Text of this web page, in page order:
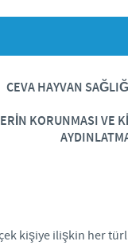
CEVA HAYVAN
KORUNMASI VE
kişiye ilişkin her